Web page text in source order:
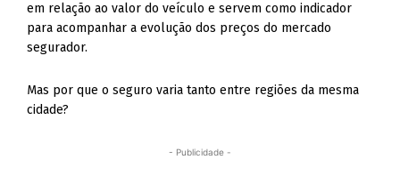
em relação ao valor do veículo e servem como indicador
para acompanhar a evolução dos preços do mercado
segurador.
Mas por que o seguro varia tanto entre regiões da mesma
cidade?
- Publicidade -